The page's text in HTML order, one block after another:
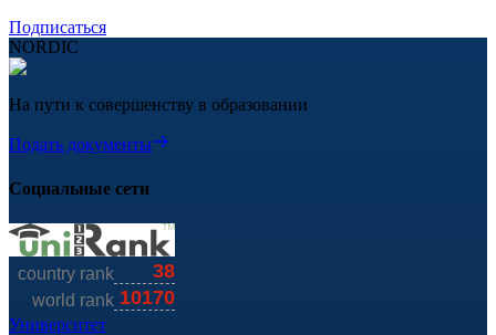
Подписаться
NORDIC
На пути к совершенству в образовании
Подать документы
Социальные сети
Университет